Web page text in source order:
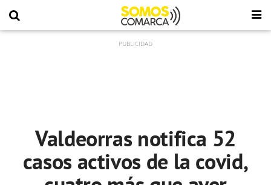
Valdeorras notifica 52
casos activos de la covid,